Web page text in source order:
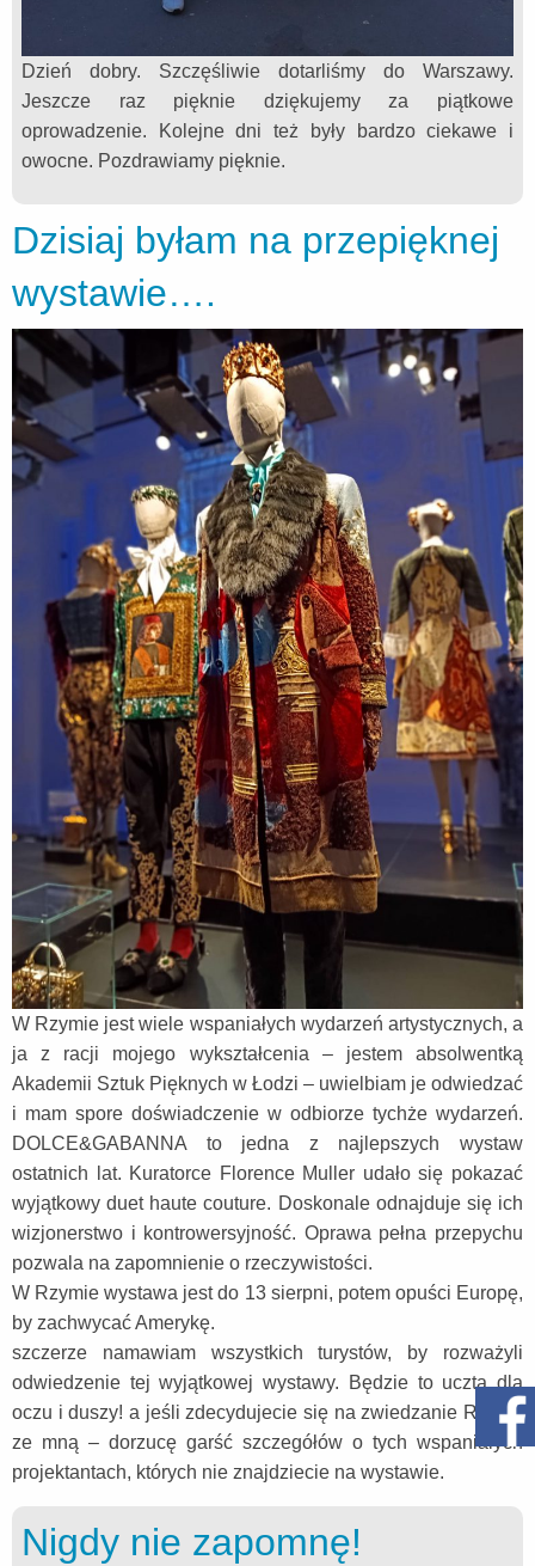
Dzień dobry. Szczęśliwie dotarliśmy do Warszawy.
Jeszcze raz pięknie dziękujemy za piątkowe
oprowadzenie. Kolejne dni też były bardzo ciekawe i
owocne. Pozdrawiamy pięknie.
Dzisiaj byłam na przepięknej
wystawie….
W Rzymie jest wiele wspaniałych wydarzeń artystycznych, a
ja z racji mojego wykształcenia – jestem absolwentką
Akademii Sztuk Pięknych w Łodzi – uwielbiam je odwiedzać
i mam spore doświadczenie w odbiorze tychże wydarzeń.
DOLCE&GABANNA to jedna z najlepszych wystaw
ostatnich lat. Kuratorce Florence Muller udało się pokazać
wyjątkowy duet haute couture. Doskonale odnajduje się ich
wizjonerstwo i kontrowersyjność. Oprawa pełna przepychu
pozwala na zapomnienie o rzeczywistości.
W Rzymie wystawa jest do 13 sierpni, potem opuści Europę,
by zachwycać Amerykę.
szczerze namawiam wszystkich turystów, by rozważyli
odwiedzenie tej wyjątkowej wystawy. Będzie to uczta dla
oczu i duszy! a jeśli zdecydujecie się na zwiedzanie Rzymu
ze mną – dorzucę garść szczegółów o tych wspaniałych
projektantach, których nie znajdziecie na wystawie.
Nigdy nie zapomnę!